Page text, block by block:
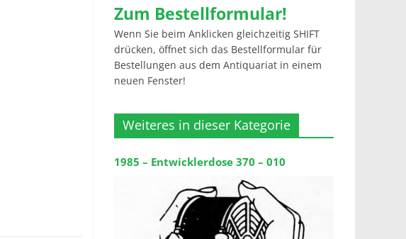
Zum Bestellformular!
Wenn Sie beim Anklicken gleichzeitig SHIFT
drücken, öffnet sich das Bestellformular für
Bestellungen aus dem Antiquariat in einem
neuen Fenster!
Weiteres in dieser Kategorie
1985 – Entwicklerdose 370 – 010